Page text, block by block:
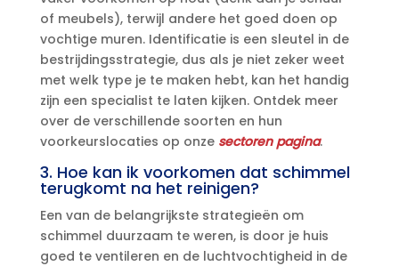
of meubels), terwijl andere het goed doen op
vochtige muren.​ Identificatie is een sleutel in de
bestrijdingsstrategie, dus als je niet zeker weet
met welk type je te maken hebt, kan het handig
zijn een specialist te laten kijken.​ Ontdek meer
over de verschillende soorten en hun
voorkeurslocaties op onze sectoren pagina.​
3.​ Hoe kan ik voorkomen dat schimmel
terugkomt na het reinigen?
Een van de belangrijkste strategieën om
schimmel duurzaam te weren, is door je huis
goed te ventileren en de luchtvochtigheid in de